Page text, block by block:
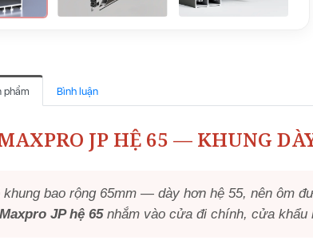
phẩm Bình luận
JP HỆ 65 — KHUNG
khung bao rộng 65mm — dày hơn hệ 55, nên ôm
Maxpro JP hệ 65nhắm vào cửa đi chính, cửa khẩu